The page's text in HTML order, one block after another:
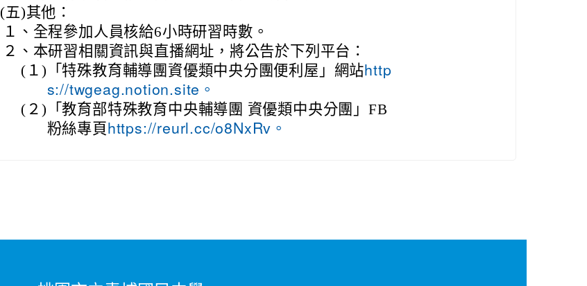
(五)其他：
１、 全程參加人員核給6小時研習時數。
２、 本研習相關資訊與直播網址，將公告於下列平台：
(１) 「特殊教育輔導團資優類中央分團便利屋」網站http
s://twgeag.notion.site。
(２) 「教育部特殊教育中央輔導團 資優類中央分團」FB
粉絲專頁 https://reurl.cc/o8NxRv。